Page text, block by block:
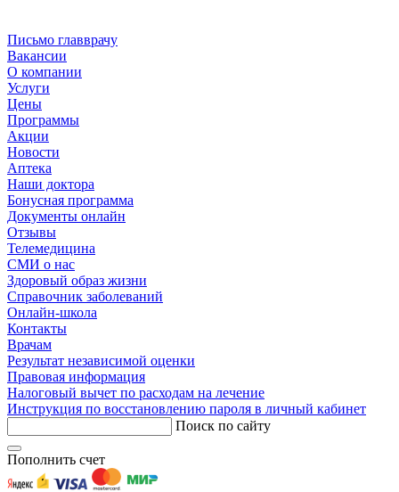
Письмо главврачу
Вакансии
О компании
Услуги
Цены
Программы
Акции
Новости
Аптека
Наши доктора
Бонусная программа
Документы онлайн
Отзывы
Телемедицина
СМИ о нас
Здоровый образ жизни
Справочник заболеваний
Онлайн-школа
Контакты
Врачам
Результат независимой оценки
Правовая информация
Налоговый вычет по расходам на лечение
Инструкция по восстановлению пароля в личный кабинет
Поиск по сайту
Пополнить счет